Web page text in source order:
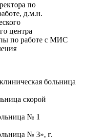
по
д.м.н.
центра
по работе с МИС
больница
скорой
№ 1
№ 3», г.